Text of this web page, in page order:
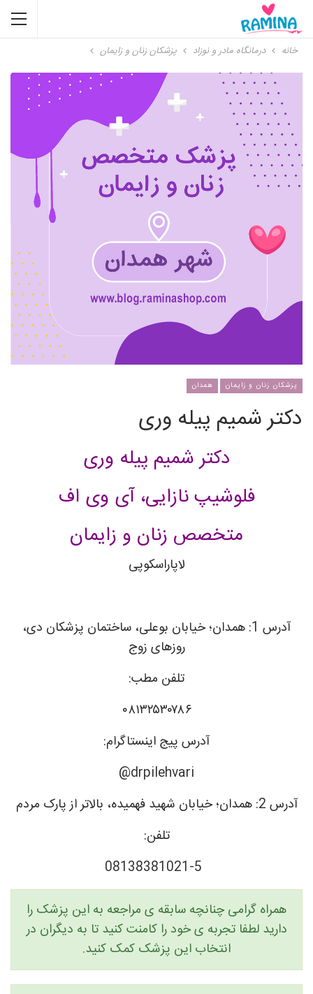
خانه درمانگاه مادر و نوزاد پزشکان زنان و زایمان
پزشکان زنان و زایمان همدان
دکتر شمیم پیله وری
دکتر شمیم پیله وری
فلوشیپ نازایی، آی وی اف
متخصص زنان و زایمان
لاپاراسکوپی
آدرس 1: همدان؛ خیابان بوعلی، ساختمان پزشکان دی،
روزهای زوج
تلفن مطب:
۰۸۱۳۲۵۳۰۷۸۶
آدرس پیج اینستاگرام:
drpilehvari@
آدرس 2: همدان؛ خیابان شهید فهمیده، بالاتر از پارک مردم
تلفن:
همراه گرامی چنانچه سابقه ی مراجعه به این پزشک را
دارید لطفا تجربه ی خود را کامنت کنید تا به دیگران در
انتخاب این پزشک کمک کنید.